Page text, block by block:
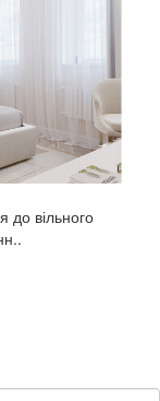
до вільного